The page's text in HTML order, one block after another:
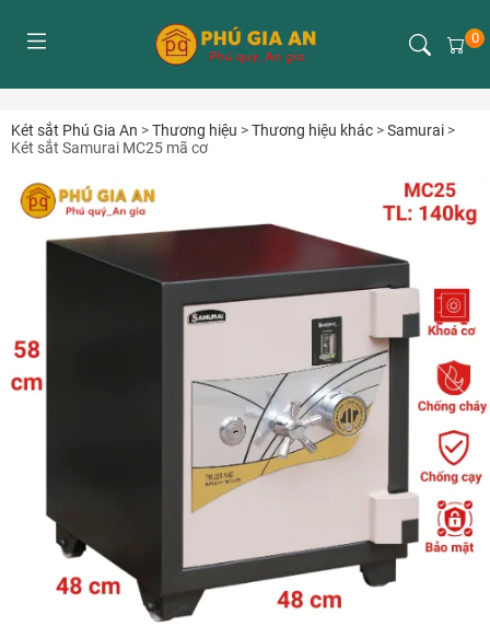
0
Két sắt Phú Gia An >Thương hiệu >Thương hiệu khác >Samurai >
Két sắt Samurai MC25 mã cơ